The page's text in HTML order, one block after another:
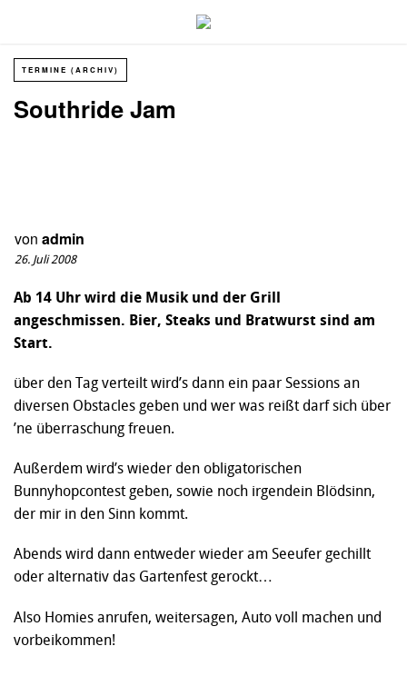
TERMINE (ARCHIV)
Southride Jam
von admin
26. Juli 2008
Ab 14 Uhr wird die Musik und der Grill
angeschmissen. Bier, Steaks und Bratwurst sind am
Start.
über den Tag verteilt wird’s dann ein paar Sessions an
diversen Obstacles geben und wer was reißt darf sich über
’ne überraschung freuen.
Außerdem wird’s wieder den obligatorischen
Bunnyhopcontest geben, sowie noch irgendein Blödsinn,
der mir in den Sinn kommt.
Abends wird dann entweder wieder am Seeufer gechillt
oder alternativ das Gartenfest gerockt…
Also Homies anrufen, weitersagen, Auto voll machen und
vorbeikommen!